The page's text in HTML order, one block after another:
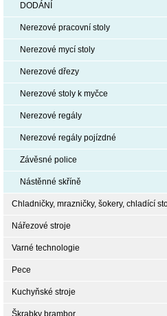
DODÁNÍ
Nerezové pracovní stoly
Nerezové mycí stoly
Nerezové dřezy
Nerezové stoly k myčce
Nerezové regály
Nerezové regály pojízdné
Závěsné police
Nástěnné skříně
Chladničky, mrazničky, šokery, chladící
Nářezové stroje
Varné technologie
Pece
Kuchyňské stroje
Škrabky brambor